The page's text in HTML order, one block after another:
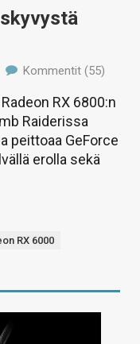
Kommentit (55)
RX 6800:n
Raiderissa
peittoaa GeForce
erolla sekä
RX 6000